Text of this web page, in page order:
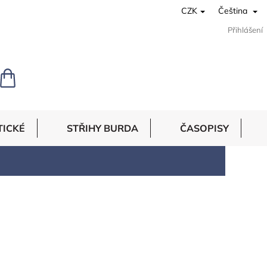
CZK Čeština
Přihlášení
NÁKUPNÍ
KOŠÍK
STŘIHY BURDA ČASOPISY